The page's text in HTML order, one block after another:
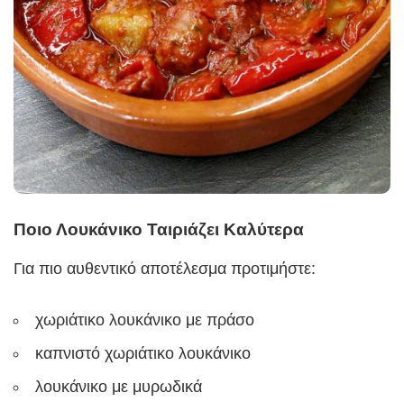
Ποιο Λουκάνικο Ταιριάζει Καλύτερα
Για πιο αυθεντικό αποτέλεσμα προτιμήστε:
χωριάτικο λουκάνικο με πράσο
καπνιστό χωριάτικο λουκάνικο
λουκάνικο με μυρωδικά